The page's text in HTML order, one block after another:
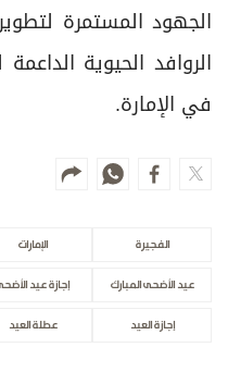
الجهود المستمرة
الروافد الحيوية
في الإمارة.
الفجيرة الإمارات
عيد الأضحى المبارك إجازة عيد الأضحى
إجازة العيد عطلة العيد